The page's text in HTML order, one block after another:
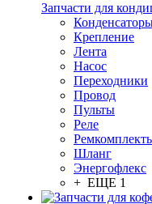
Запчасти для
Крепление
Лента
Насос
Переходники
Провод
Пульты
Реле
Шланг
Энергофлекс
+ ЕЩЕ 1